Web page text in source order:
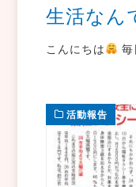
生活なん
こんにちは
活動報告